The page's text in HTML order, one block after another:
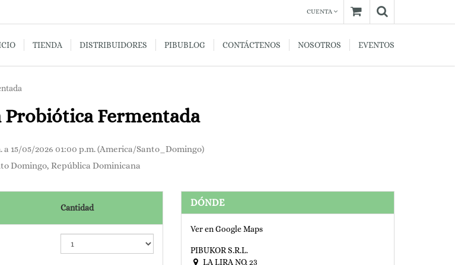
CUENTA
TIENDA DISTRIBUIDORES PIBUBLOG CONTÁCTENOS NOSOTROS EVENTOS
Probiótica Fermentada
a 15/05/2026 01:00 p.m.(America/Santo_Domingo)
Domingo, República Dominicana
Cantidad DÓNDE
Ver en Google Maps
PIBUKOR S.R.L.
LA LIRA NO. 23